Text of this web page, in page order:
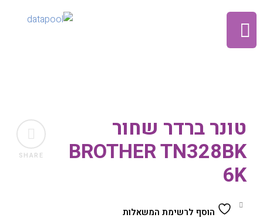
SHARE
טונר ברדר שחור
BROTHER TN328BK
6K
הוסף לרשימת המשאלות